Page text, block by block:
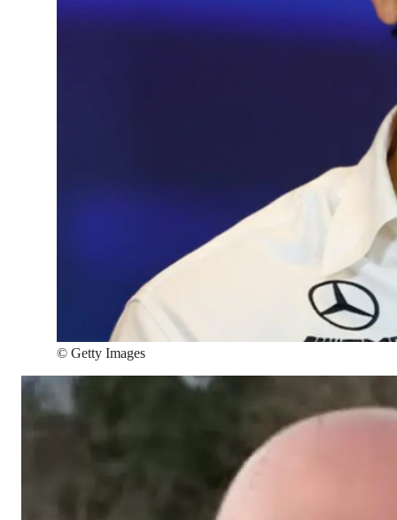
© Getty Images